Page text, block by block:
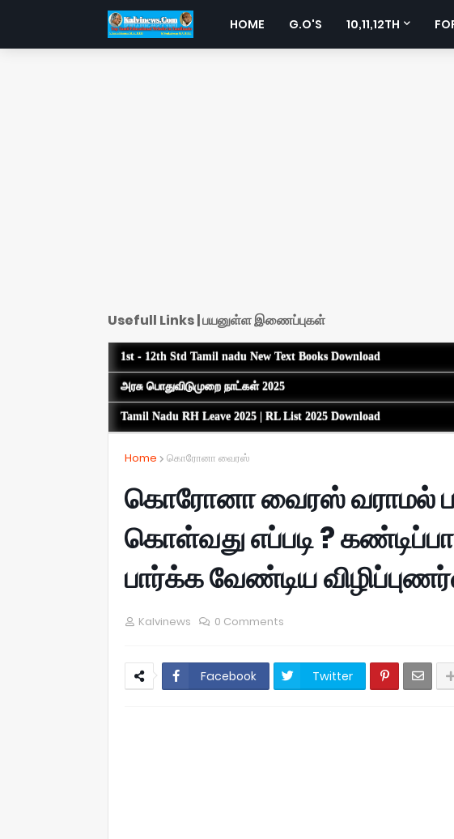
HOME G.O'S 10,11,12TH
Usefull Links | பயனுள்ள இணைப்புகள்
1st - 12th Std Tamil nadu New Text Books Download
அரசு பொதுவிடுமுறை நாட்கள் 2025
Tamil Nadu RH Leave 2025 | RL List 2025 Download
Home கொரோனா வைரஸ்
கொரோனா வைரஸ் வராமல்
கொள்வது எப்படி ?
பார்க்க வேண்டிய
Kalvinews 0 Comments
Facebook Twitter